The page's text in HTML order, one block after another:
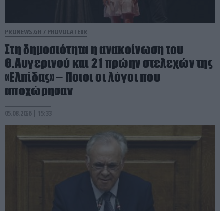
PRONEWS.GR / PROVOCATEUR
Στη δημοσιότητα η ανακοίνωση του
Θ.Αυγερινού και 21 πρώην στελεχών της
«Ελπίδας» – Ποιοι οι λόγοι που
αποχώρησαν
05.08.2026 | 15:33